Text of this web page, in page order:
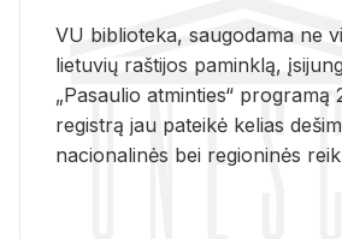
VU biblioteka, saugodama ne
lietuvių raštijos paminklą,
„Pasaulio atminties“ programą
registrą jau pateikė kelias
nacionalinės bei regioninės